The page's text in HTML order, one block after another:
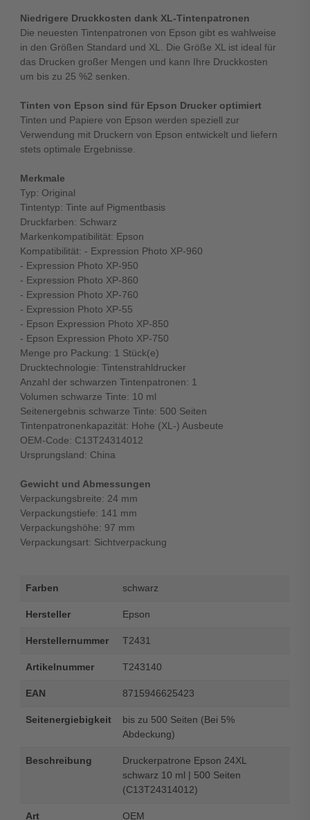
Niedrigere Druckkosten dank XL-Tintenpatronen
Die neuesten Tintenpatronen von Epson gibt es wahlweise
in den Größen Standard und XL. Die Größe XL ist ideal für
das Drucken großer Mengen und kann Ihre Druckkosten
um bis zu 25 %2 senken.
Tinten von Epson sind für Epson Drucker optimiert
Tinten und Papiere von Epson werden speziell zur
Verwendung mit Druckern von Epson entwickelt und liefern
stets optimale Ergebnisse.
Merkmale
Typ: Original
Tintentyp: Tinte auf Pigmentbasis
Druckfarben: Schwarz
Markenkompatibilität: Epson
Kompatibilität: - Expression Photo XP-960
- Expression Photo XP-950
- Expression Photo XP-860
- Expression Photo XP-760
- Expression Photo XP-55
- Epson Expression Photo XP-850
- Epson Expression Photo XP-750
Menge pro Packung: 1 Stück(e)
Drucktechnologie: Tintenstrahldrucker
Anzahl der schwarzen Tintenpatronen: 1
Volumen schwarze Tinte: 10 ml
Seitenergebnis schwarze Tinte: 500 Seiten
Tintenpatronenkapazität: Hohe (XL-) Ausbeute
OEM-Code: C13T24314012
Ursprungsland: China
Gewicht und Abmessungen
Verpackungsbreite: 24 mm
Verpackungstiefe: 141 mm
Verpackungshöhe: 97 mm
Verpackungsart: Sichtverpackung
Farben schwarz
Hersteller Epson
Herstellernummer T2431
Artikelnummer T243140
EAN 8715946625423
Seitenergiebigkeit
bis zu 500 Seiten (Bei 5%
Abdeckung)
Beschreibung
Druckerpatrone Epson 24XL
schwarz 10 ml | 500 Seiten
(C13T24314012)
Art OEM